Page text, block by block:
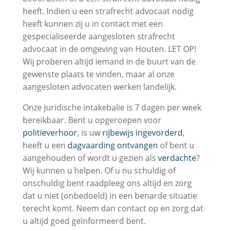
heeft. Indien u een strafrecht advocaat nodig
heeft kunnen zij u in contact met een
gespecialiseerde aangesloten strafrecht
advocaat in de omgeving van Houten. LET OP!
Wij proberen altijd iemand in de buurt van de
gewenste plaats te vinden, maar al onze
aangesloten advocaten werken landelijk.
Onze juridische intakebalie is 7 dagen per week
bereikbaar. Bent u opgeroepen voor
politieverhoor, is uw rijbewijs ingevorderd,
heeft u een dagvaarding ontvangen of bent u
aangehouden of wordt u gezien als verdachte?
Wij kunnen u helpen. Of u nu schuldig of
onschuldig bent raadpleeg ons altijd en zorg
dat u niet (onbedoeld) in een benarde situatie
terecht komt. Neem dan contact op en zorg dat
u altijd goed geïnformeerd bent.